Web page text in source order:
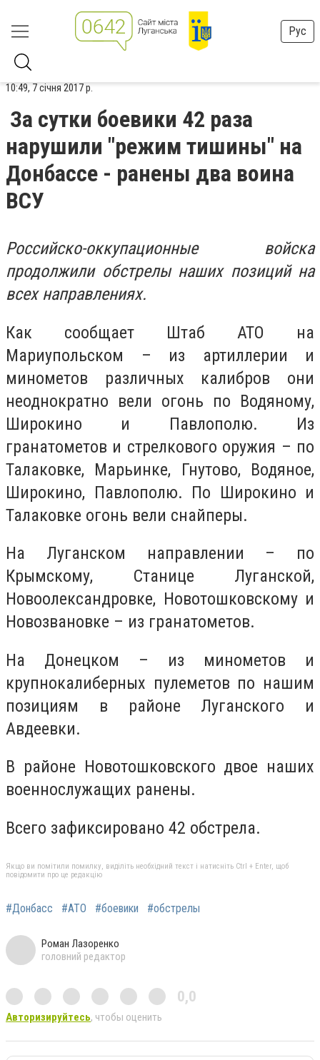
Рус
10:49, 7 січня 2017 р.
За сутки боевики 42 раза
нарушили "режим тишины" на
Донбассе - ранены два воина
ВСУ
Российско-оккупационные войска
продолжили обстрелы наших позиций на
всех направлениях.
Как сообщает Штаб АТО на
Мариупольском – из артиллерии и
минометов различных калибров они
неоднократно вели огонь по Водяному,
Широкино и Павлополю. Из
гранатометов и стрелкового оружия – по
Талаковке, Марьинке, Гнутово, Водяное,
Широкино, Павлополю. По Широкино и
Талаковке огонь вели снайперы.
На Луганском направлении – по
Крымскому, Станице Луганской,
Новоолександровке, Новотошковскому и
Новозвановке – из гранатометов.
На Донецком – из минометов и
крупнокалиберных пулеметов по нашим
позициям в районе Луганского и
Авдеевки.
В районе Новотошковского двое наших
военнослужащих ранены.
Всего зафиксировано 42 обстрела.
Якщо ви помітили помилку, виділіть необхідний текст і натисніть Ctrl + Enter, щоб
повідомити про це редакцію
#Донбасс #АТО #боевики #обстрелы
Роман Лазоренко
головний редактор
0,0
Авторизируйтесь, чтобы оценить